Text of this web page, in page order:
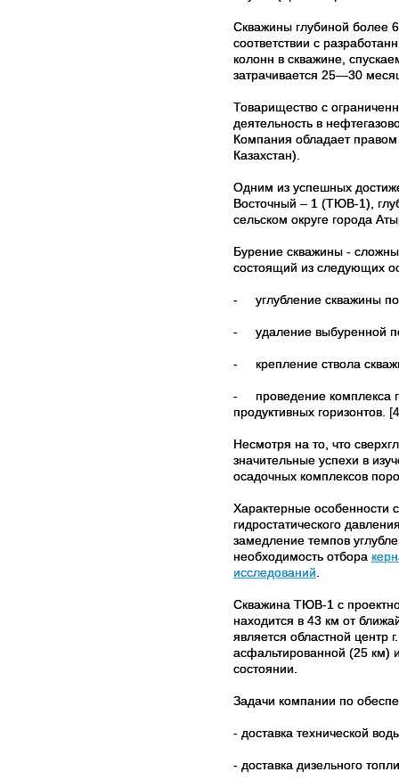
Скважины глубиной более
соответствии с
колонн в скважине,
затрачивается 25—30
Товарищество с
деятельность в
Компания обладает правом
Казахстан).
Одним из успешных
Восточный – 1 (ТЮВ-1),
сельском округе города
Бурение скважины -
состоящий из следующих
- углубление скважины
- удаление выбуренной
- крепление ствола
-
проведение комплекса
продуктивных горизонтов.
Несмотря на то, что
значительные успехи в
осадочных комплексов
Характерные особенности
гидростатического
замедление темпов
необходимость отбора
исследований
Скважина ТЮВ-1 с
находится в 43 км от
является областной центр
асфальтированной (25 км)
состоянии.
Задачи компании по
- доставка технической
- доставка дизельного